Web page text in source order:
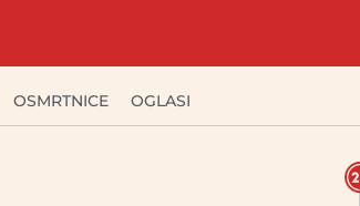
OSMRTNICE OGLASI